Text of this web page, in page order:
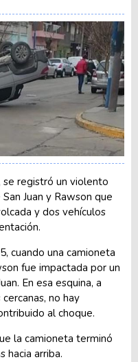
registró un violento
Juan y Rawson que
y dos vehículos
cuando una camioneta
fue impactada por un
En esa esquina, a
no hay
al choque.
la camioneta terminó
hacia arriba.